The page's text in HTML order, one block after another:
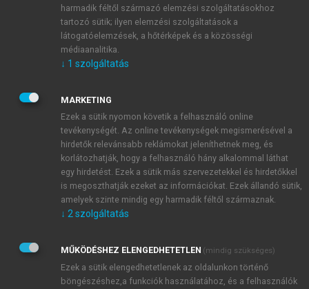
JELSZÓ
JELSZÓ ÚJRA
Kérek értesítést a MeRSZ újdonságairól, akcióiról.
Kérek értesítést az Akadémiai Kiadó Zrt. újdonságairól,
Adatkezelési tájékoztatóbanfoglaltakat tudomásul
veszem és elfogadom.
Általános vásárlási feltételeket, valamint a szotar.netés a
harmadik féltől származó elemzési szolgáltatásokhoz
tartozó sütik; ilyen elemzési szolgáltatások a
látogatóelemzések, a hőtérképek és a közösségi
médiaanalitika.
↓ 1 szolgáltatás
MARKETING
Ezek a sütik nyomon követik a felhasználó online
tevékenységét. Az online tevékenységek megismerésével a
hirdetők relevánsabb reklámokat jeleníthetnek meg, és
korlátozhatják, hogy a felhasználó hány alkalommal láthat
egy hirdetést. Ezek a sütik más szervezetekkel és hirdetőkkel
is megoszthatják ezeket az információkat. Ezek állandó sütik,
amelyek szinte mindig egy harmadik féltől származnak.
↓ 2 szolgáltatás
MŰKÖDÉSHEZ ELENGEDHETETLEN (mindig szükséges)
Ezek a sütik elengedhetetlenek az oldalunkon történő
böngészéshez,a funkciók használatához, és a felhasználók